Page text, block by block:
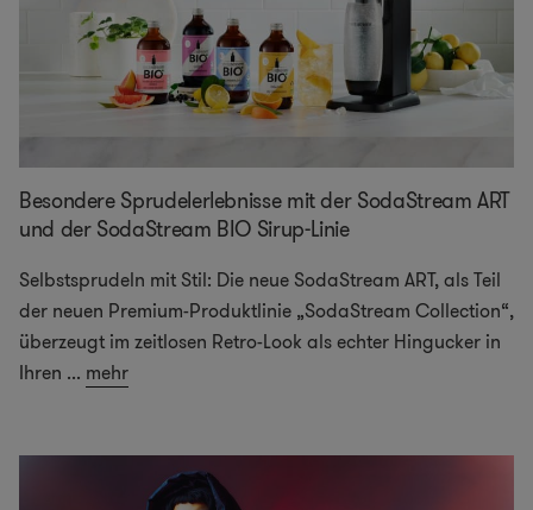
Besondere Sprudelerlebnisse mit der SodaStream ART
und der SodaStream BIO Sirup-Linie
Selbstsprudeln mit Stil: Die neue SodaStream ART, als Teil
der neuen Premium-Produktlinie „SodaStream Collection“,
überzeugt im zeitlosen Retro-Look als echter Hingucker in
Ihren ... mehr